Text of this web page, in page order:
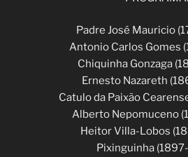
Padre José Mauricio
Antonio Carlos Gomes
Chiquinha Gonzaga
Ernesto Nazareth
Catulo da Paixão
Alberto Nepomuceno
Heitor Villa-Lobos
Pixinguinha